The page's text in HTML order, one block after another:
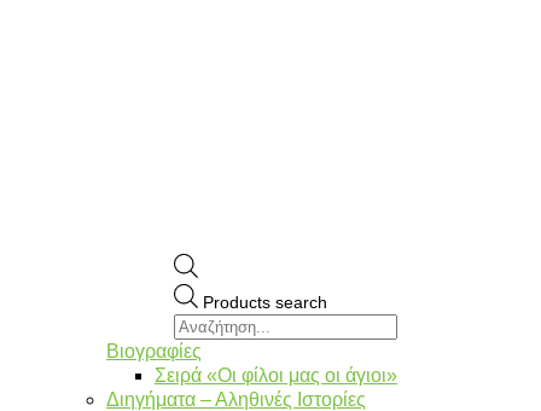
Products search
Βιογραφίες
Σειρά «Οι φίλοι μας οι άγιοι»
Διηγήματα – Αληθινές Ιστορίες